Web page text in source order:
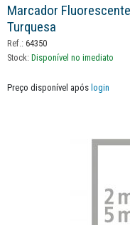
Marcador
Turquesa
Ref.: 64350
Stock: Disponível no imediato
Preço disponível após login